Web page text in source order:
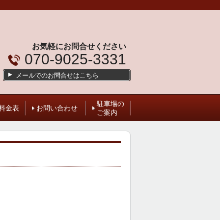
お気軽にお問合せください
070-9025-3331
メールでのお問合せはこちら
金表 お問い合わせ
駐車場の
ご案内